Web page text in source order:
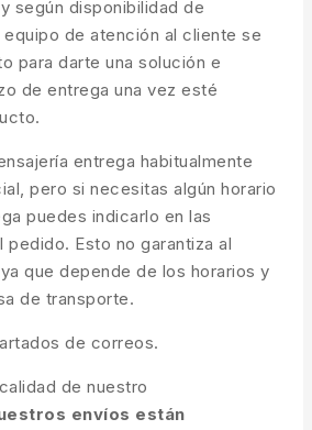
según disponibilidad de
de atención al cliente se
para darte una solución e
de entrega una vez esté
entrega habitualmente
pero si necesitas algún horario
puedes indicarlo en las
Esto no garantiza al
que depende de los horarios y
de transporte.
de correos.
de nuestro
envíos están